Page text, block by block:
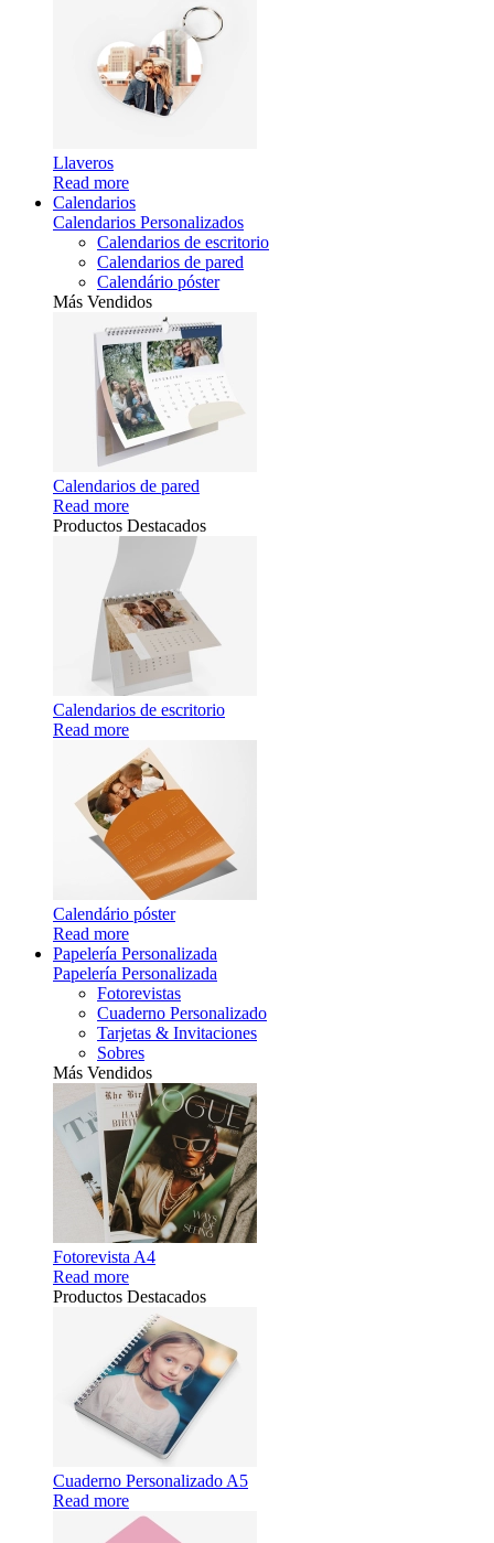
Llaveros
Read more
Calendarios
Calendarios Personalizados
Calendarios de escritorio
Calendarios de pared
Calendário póster
Más Vendidos
Calendarios de pared
Read more
Productos Destacados
Calendarios de escritorio
Read more
Calendário póster
Read more
Papelería Personalizada
Papelería Personalizada
Fotorevistas
Cuaderno Personalizado
Tarjetas & Invitaciones
Sobres
Más Vendidos
Fotorevista A4
Read more
Productos Destacados
Cuaderno Personalizado A5
Read more